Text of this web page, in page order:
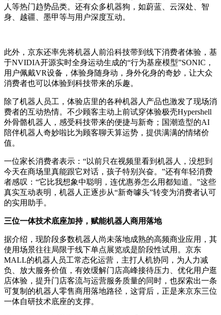
人等热门趋势品类。还有众多机器狗，如蔚蓝、云深处、智
身、越疆、墨甲等与用户深度互动。
此外，京东还率先将机器人前沿科技带到线下消费者体验，基
于NVIDIA开源实时全身运动生成的“行为基座模型”SONIC，
用户佩戴VR设备，体验身随身动，身外化身的奇妙，让大众
消费者也可以体验到科技带来的乐趣。
除了机器人员工，体验店里的各种机器人产品也激发了现场消
费者的互动热情。不少顾客主动上前试穿体验极壳Hypershell
外骨骼机器人，感受科技带来的便捷与新奇；国潮造型的AI
陪伴机器人奇妙啦比为顾客聊天算运势，提供满满的情绪价
值。
一位家长消费者表示：“以前只在视频里看到机器人，没想到
今天在商场里真能跟它对话，孩子特别兴奋。”还有年轻消费
者感叹：“它比我想象中聪明，连优惠券怎么用都知道。”这些
真实互动表明，机器人正逐步从“新奇噱头”转变为消费者认可
的实用助手。
三位一体技术底座加持，赋能机器人商用落地
据介绍，现阶段多数机器人尚未落地成熟的高频商业应用，其
使用场景往往局限于线下单点展览或是阶段性试用。京东
MALL的机器人员工常态化运营，主打人机协同，为人力减
负、放大服务价值，有效缓解门店高峰接待压力、优化用户逛
店体验，提升门店客流与运营服务质量的同时，也探索出一条
可复制的机器人零售商用落地路径，这背后，正是来京东三位
一体自研技术底座的支撑。